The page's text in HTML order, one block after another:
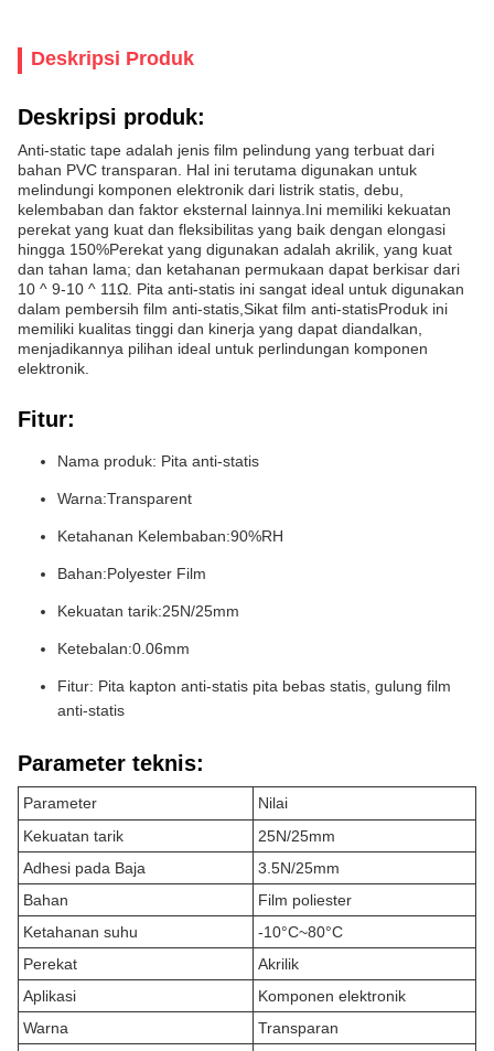
Deskripsi Produk
Deskripsi produk:
Anti-static tape adalah jenis film pelindung yang terbuat dari
bahan PVC transparan. Hal ini terutama digunakan untuk
melindungi komponen elektronik dari listrik statis, debu,
kelembaban dan faktor eksternal lainnya.Ini memiliki kekuatan
perekat yang kuat dan fleksibilitas yang baik dengan elongasi
hingga 150%Perekat yang digunakan adalah akrilik, yang kuat
dan tahan lama; dan ketahanan permukaan dapat berkisar dari
10 ^ 9-10 ^ 11Ω. Pita anti-statis ini sangat ideal untuk digunakan
dalam pembersih film anti-statis,Sikat film anti-statisProduk ini
memiliki kualitas tinggi dan kinerja yang dapat diandalkan,
menjadikannya pilihan ideal untuk perlindungan komponen
elektronik.
Fitur:
Nama produk: Pita anti-statis
Warna:Transparent
Ketahanan Kelembaban:90%RH
Bahan:Polyester Film
Kekuatan tarik:25N/25mm
Ketebalan:0.06mm
Fitur: Pita kapton anti-statis pita bebas statis, gulung film
anti-statis
Parameter teknis:
Parameter
Nilai
Kekuatan tarik
25N/25mm
Adhesi pada Baja
3.5N/25mm
Bahan
Film poliester
Ketahanan suhu
-10°C~80°C
Perekat
Akrilik
Aplikasi
Komponen elektronik
Warna
Transparan